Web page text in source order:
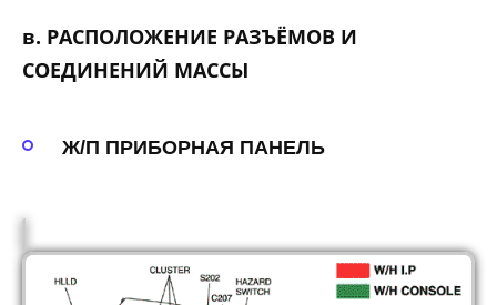
в. РАСПОЛОЖЕНИЕ РАЗЪЁМОВ И
СОЕДИНЕНИЙ МАССЫ
Ж/П ПРИБОРНАЯ ПАНЕЛЬ